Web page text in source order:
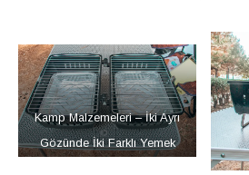
Kamp Malzemeleri – İki Ayrı
Gözünde İki Farklı Yemek